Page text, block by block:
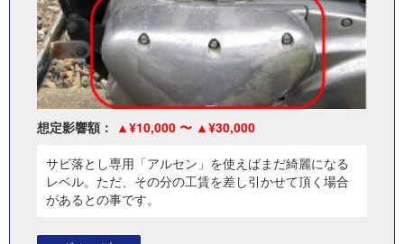
想定影響額： ¥10,000 〜
¥30,000
サビ落とし専用「アルセン」を使えばまだ綺麗になる
レベル。ただ、その分の工賃を差し引かせて頂く場合
があるとの事です。